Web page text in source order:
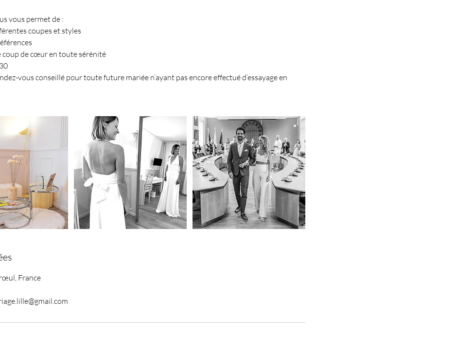
vous permet de :
coupes et styles
coup de cœur en toute sérénité
vous conseillé pour toute future mariée n’ayant pas encore effectué d’essayage en
France